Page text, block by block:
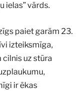
ielas” vārds.
paiet garām 23.
izteiksmīga,
uz stūra
ir ēkas